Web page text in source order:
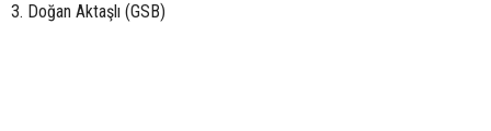
3. Doğan Aktaşlı (GSB)